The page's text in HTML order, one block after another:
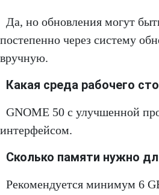
Да, но обновления могут
постепенно через систему
вручную.
Какая среда рабочего
GNOME 50 с улучшенной
интерфейсом.
Сколько памяти нужно
Рекомендуется минимум 6